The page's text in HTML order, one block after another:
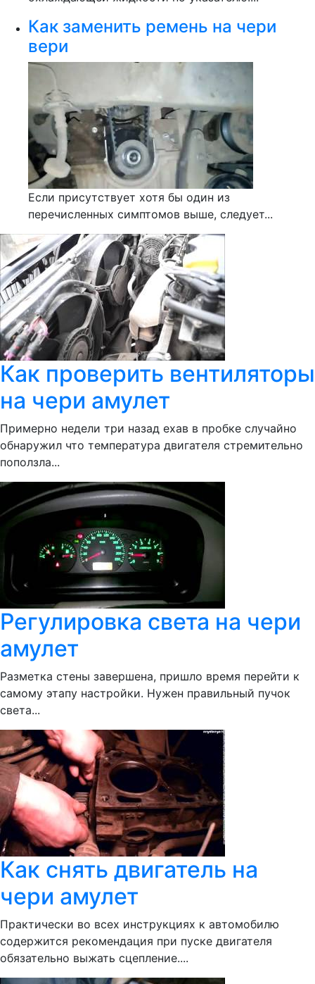
Как заменить ремень на чери
вери
Если присутствует хотя бы один из
перечисленных симптомов выше, следует...
Как проверить вентиляторы
на чери амулет
Примерно недели три назад ехав в пробке случайно
обнаружил что температура двигателя стремительно
поползла...
Регулировка света на чери
амулет
Разметка стены завершена, пришло время перейти к
самому этапу настройки. Нужен правильный пучок
света...
Как снять двигатель на
чери амулет
Практически во всех инструкциях к автомобилю
содержится рекомендация при пуске двигателя
обязательно выжать сцепление....